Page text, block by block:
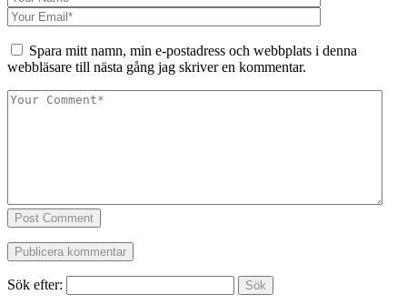
Spara mitt namn, min e-postadress och webbplats i denna
webbläsare till nästa gång jag skriver en kommentar.
Post Comment
Sök efter: